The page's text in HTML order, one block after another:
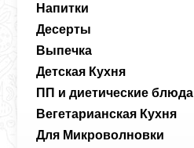
Напитки
Десерты
Выпечка
Детская Кухня
ПП и диетические блюда
Вегетарианская Кухня
Для Микроволновки